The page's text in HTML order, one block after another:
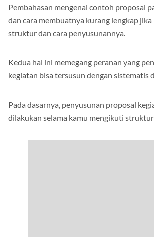
Pembahasan mengenai contoh proposal
dan cara membuatnya kurang lengkap
struktur dan cara penyusunannya.
Kedua hal ini memegang peranan yang
kegiatan bisa tersusun dengan sistematis
Pada dasarnya, penyusunan proposal
dilakukan selama kamu mengikuti struktur